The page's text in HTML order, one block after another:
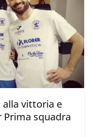
alla vittoria e
squadra